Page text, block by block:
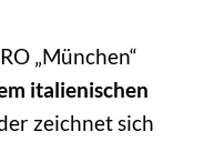
„München“
italienischen
zeichnet sich